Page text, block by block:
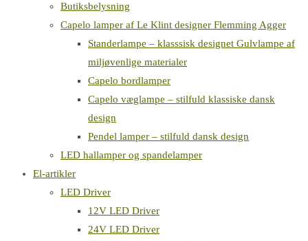
Butiksbelysning
Capelo lamper af Le Klint designer Flemming Agger
Standerlampe – klasssisk designet Gulvlampe af
miljøvenlige materialer
Capelo bordlamper
Capelo væglampe – stilfuld klassiske dansk
design
Pendel lamper – stilfuld dansk design
LED hallamper og spandelamper
El-artikler
LED Driver
12V LED Driver
24V LED Driver